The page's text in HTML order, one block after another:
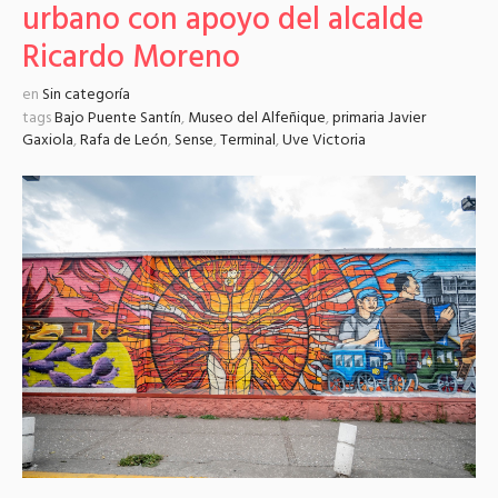
urbano con apoyo del alcalde
Ricardo Moreno
en Sin categoría
tagsBajo Puente Santín,Museo del Alfeñique,primaria Javier
Gaxiola,Rafa de León,Sense,Terminal,Uve Victoria